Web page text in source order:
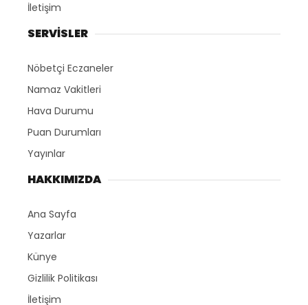
İletişim
SERVİSLER
Nöbetçi Eczaneler
Namaz Vakitleri
Hava Durumu
Puan Durumları
Yayınlar
HAKKIMIZDA
Ana Sayfa
Yazarlar
Künye
Gizlilik Politikası
İletişim